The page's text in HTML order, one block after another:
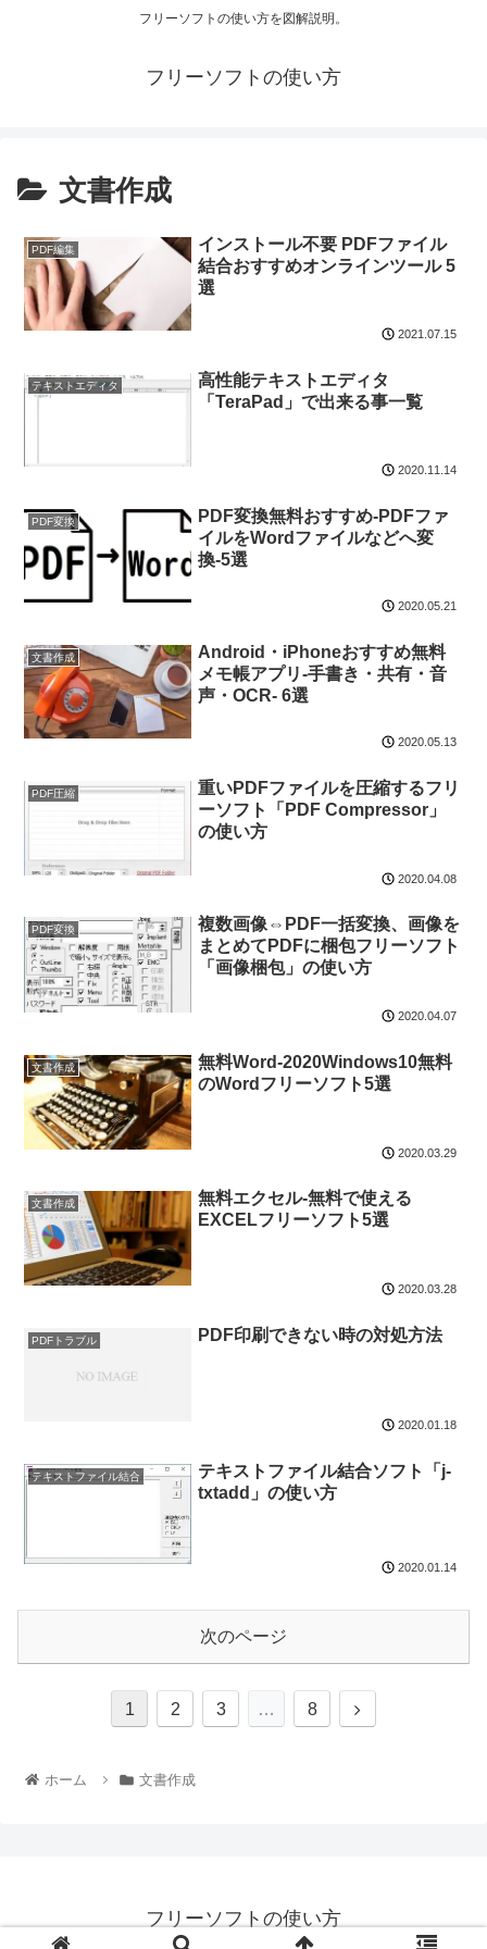
フリーソフトの使い方を図解説明。
フリーソフトの使い方
文書作成
PDF編集
インストール不要 PDFファイル
結合おすすめオンラインツール 5
選
2021.07.15
テキストエディタ
高性能テキストエディタ
「TeraPad」で出来る事一覧
2020.11.14
PDF変換
PDF変換無料おすすめ-PDFファ
イルをWordファイルなどへ変
換-5選
2020.05.21
文書作成
Android・iPhoneおすすめ無料
メモ帳アプリ-手書き・共有・音
声・OCR- 6選
2020.05.13
PDF圧縮
重いPDFファイルを圧縮するフリ
ーソフト「PDF Compressor」
の使い方
2020.04.08
PDF変換
複数画像⇔PDF一括変換、画像を
まとめてPDFに梱包フリーソフト
「画像梱包」の使い方
2020.04.07
文書作成
無料Word-2020Windows10無料
のWordフリーソフト5選
2020.03.29
文書作成
無料エクセル-無料で使える
EXCELフリーソフト5選
2020.03.28
PDFトラブル PDF印刷できない時の対処方法
2020.01.18
テキストファイル結合
テキストファイル結合ソフト「j-
txtadd」の使い方
2020.01.14
次のページ
1 2 3 … 8
ホーム 文書作成
フリーソフトの使い方